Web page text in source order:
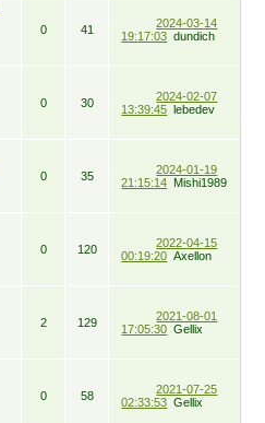
0 41
2024-03-14
19:17:03 dundich
0
30
2024-02-07
13:39:45 lebedev
0 35
2024-01-19
21:15:14 Mishi1989
0 120
2022-04-15
00:19:20 Axellon
2
129
2021-08-01
17:05:30 Gellix
0
58
2021-07-25
02:33:53 Gellix